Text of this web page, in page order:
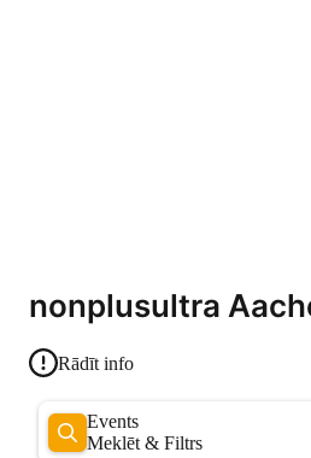
nonplusultra
Rādīt info
Events
Meklēt & Filtrs